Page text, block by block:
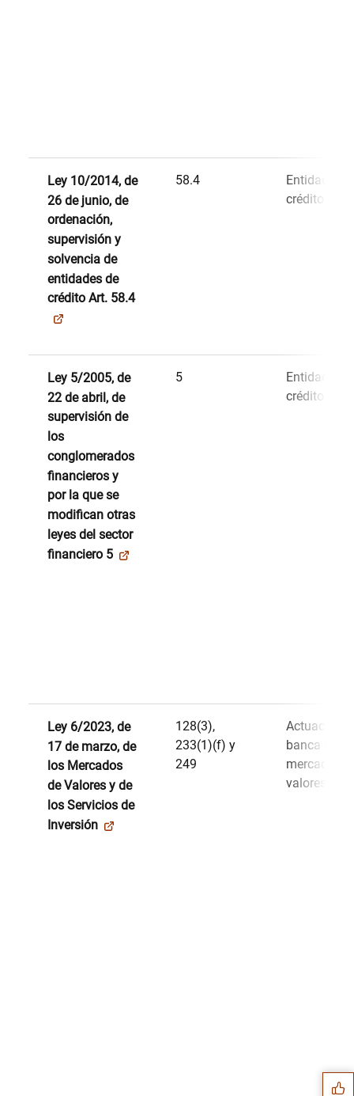
Ley 10/2014, de
26 de junio, de
ordenación,
supervisión y
solvencia de
entidades de
crédito Art. 58.4
58.4
Entidades
crédito
Ley 5/2005, de
22 de abril, de
supervisión de
los
conglomerados
financieros y
por la que se
modifican otras
leyes del sector
financiero 5
5
Entidades
crédito
Ley 6/2023, de
17 de marzo, de
los Mercados
de Valores y de
los Servicios de
Inversión
128(3),
233(1)(f) y
249
Actuación
banca en
mercados
valores
Sugerencias